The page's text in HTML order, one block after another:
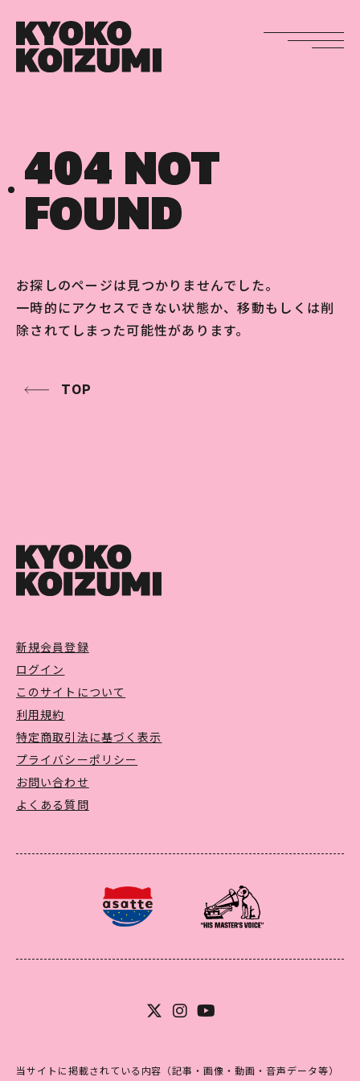
404 NOT
FOUND
お探しのページは見つかりませんでした。
一時的にアクセスできない状態か、移動もしくは削
除されてしまった可能性があります。
TOP
新規会員登録
ログイン
このサイトについて
利用規約
特定商取引法に基づく表示
プライバシーポリシー
お問い合わせ
よくある質問
当サイトに掲載されている内容（記事・画像・動画・音声データ等）